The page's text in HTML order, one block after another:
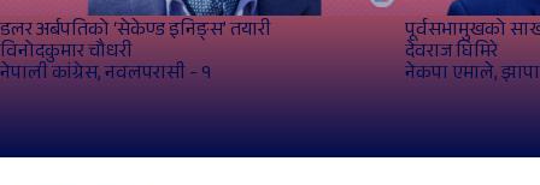
डलर अर्बपतिको ‘सेकेण्ड इनिङ्स’ तयारी
विनोदकुमार चौधरी
नेपाली कांग्रेस, नवलपरासी - १
पूर्वसभामुखको
देवराज घिमिरे
नेकपा एमाले,